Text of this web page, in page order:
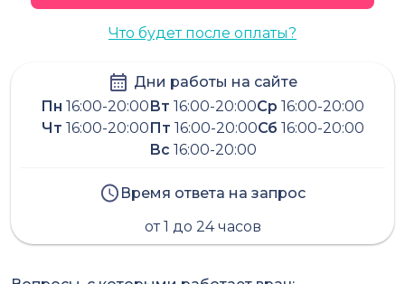
Что будет после оплаты?
Дни работы на сайте
Пн 16:00-20:00Вт 16:00-20:00Ср 16:00-20:00
Чт 16:00-20:00Пт 16:00-20:00Сб 16:00-20:00
Вс 16:00-20:00
Время ответа на запрос
от 1 до 24 часов